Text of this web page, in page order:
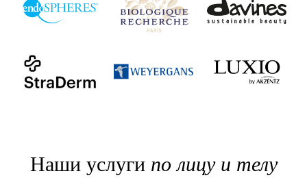
Наши услугипо лицу и телу